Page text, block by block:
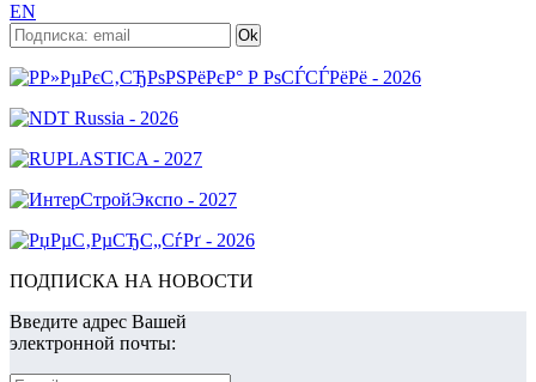
EN
ПОДПИСКА НА НОВОСТИ
Введите адрес Вашей
электронной почты: